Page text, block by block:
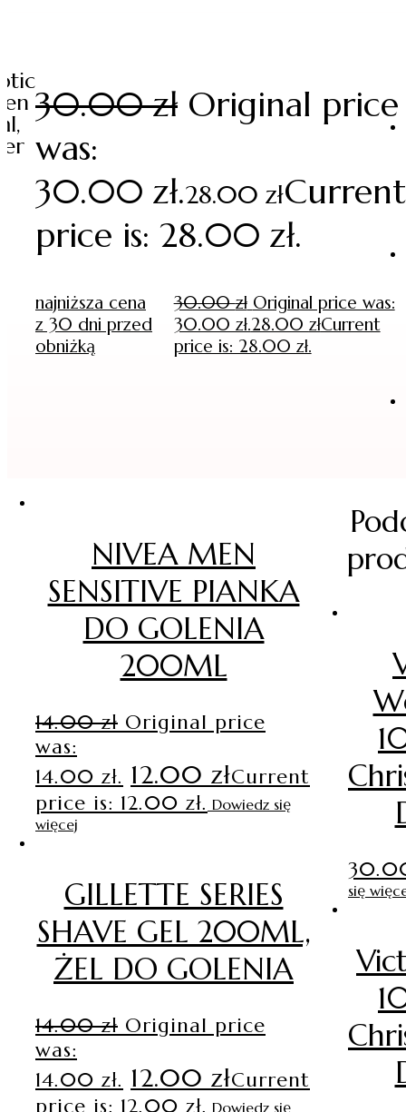
30.00zł Original price
was:
30.00 zł.28.00 złCurrent
price is: 28.00 zł.
najniższa cena
z 30 dni przed
obniżką
30.00zł Original price was:
30.00 zł.28.00 złCurrent
price is: 28.00 zł.
NIVEA MEN
SENSITIVE PIANKA
DO GOLENIA
200ML
14.00zł Original price
was:
14.00 zł. 12.00 złCurrent
price is: 12.00 zł. Dowiedz się
więcej
GILLETTE SERIES
SHAVE GEL 200ML,
ŻEL DO GOLENIA
14.00zł Original price
was:
14.00 zł. 12.00 złCurrent
price is: 12.00 zł. Dowiedz się
się